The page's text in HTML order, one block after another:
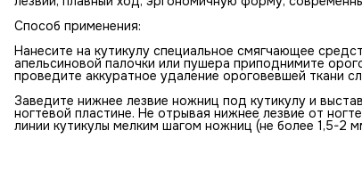
Способ применения:
Нанесите на кутикулу специальное смягчающее
апельсиновой палочки или пушера приподнимите
проведите аккуратное удаление ороговевшей ткани
Заведите нижнее лезвие ножниц под кутикулу и
ногтевой пластине. Не отрывая нижнее лезвие от
линии кутикулы мелким шагом ножниц (не более 1,5-2